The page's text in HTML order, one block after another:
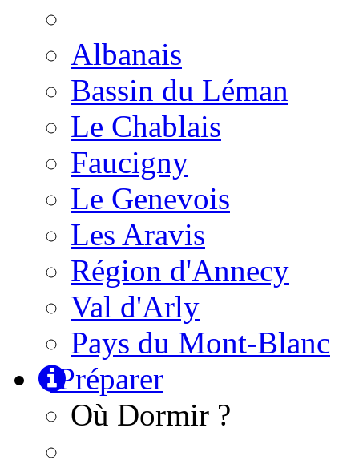
Albanais
Bassin du Léman
Le Chablais
Faucigny
Le Genevois
Les Aravis
Région d'Annecy
Val d'Arly
Pays du Mont-Blanc
Préparer
Où Dormir ?